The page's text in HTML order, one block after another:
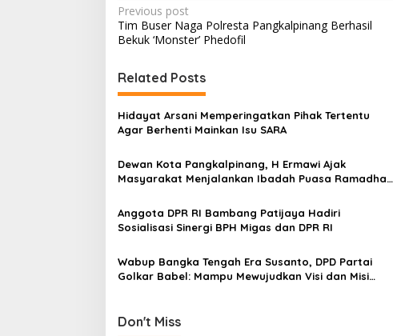
P
o
t
n
a
i
a
t
i
o
Previous post
Tim Buser Naga Polresta Pangkalpinang Berhasil
Bekuk ‘Monster’ Phedofil
Related Posts
Hidayat Arsani Memperingatkan Pihak Tertentu
Agar Berhenti Mainkan Isu SARA
Dewan Kota Pangkalpinang, H Ermawi Ajak
Masyarakat Menjalankan Ibadah Puasa Ramadhan
Anggota DPR RI Bambang Patijaya Hadiri
Sosialisasi Sinergi BPH Migas dan DPR RI
Wabup Bangka Tengah Era Susanto, DPD Partai
Golkar Babel: Mampu Mewujudkan Visi dan Misi
Don't Miss